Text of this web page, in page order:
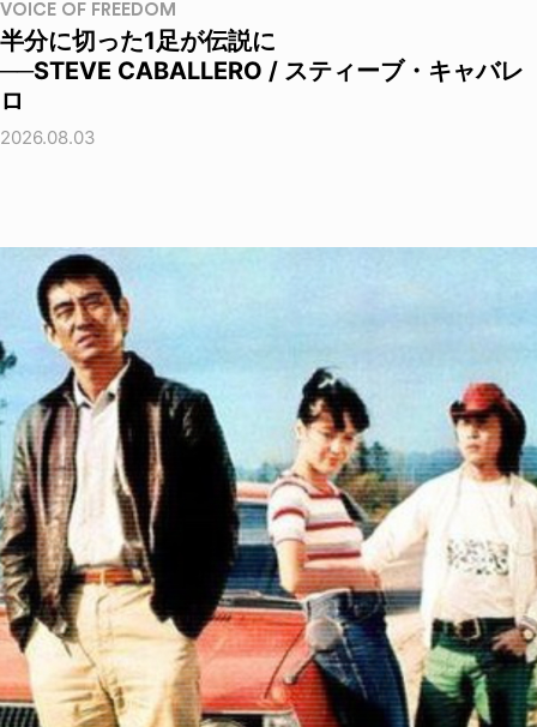
VOICE OF FREEDOM
半分に切った1足が伝説に
──STEVE CABALLERO / スティーブ・キャバレ
ロ
2026.08.03